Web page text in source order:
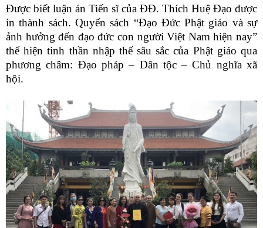
Được biết luận án Tiến sĩ của ĐĐ. Thích Huệ Đạo được
in thành sách. Quyển sách “Đạo Đức Phật giáo và sự
ảnh hưởng đến đạo đức con người Việt Nam hiện nay”
thể hiện tinh thần nhập thế sâu sắc của Phật giáo qua
phương châm: Đạo pháp – Dân tộc – Chủ nghĩa xã
hội.